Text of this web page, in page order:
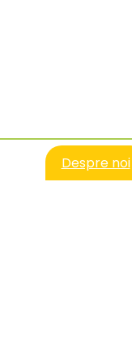
Despre noi